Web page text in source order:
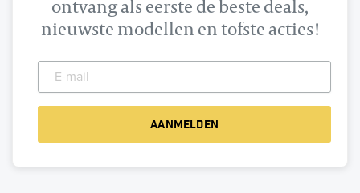
ontvang als eerste de beste deals,
nieuwste modellen en tofste acties!